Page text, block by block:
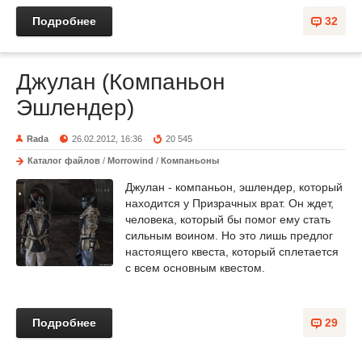
32
Подробнее
Джулан (Компаньон
Эшлендер)
Rada 26.02.2012, 16:36 20 545
Каталог файлов / Morrowind / Компаньоны
Джулан - компаньон, эшлендер, который
находится у Призрачных врат. Он ждет,
человека, который бы помог ему стать
сильным воином. Но это лишь предлог
настоящего квеста, который сплетается
с всем основным квестом.
29
Подробнее